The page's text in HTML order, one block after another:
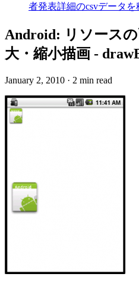
者発表詳細のcsvデータ
Android: リソース
大・縮小描画 -
January 2, 2010 · 2 min read